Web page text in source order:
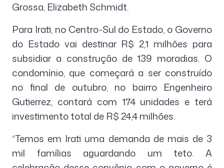
Grossa, Elizabeth Schmidt.
Para Irati, no Centro-Sul do Estado, o Governo
do Estado vai destinar R$ 2,1 milhões para
subsidiar a construção de 139 moradias. O
condomínio, que começará a ser construído
no final de outubro, no bairro Engenheiro
Gutierrez, contará com 174 unidades e terá
investimento total de R$ 24,4 milhões.
“Temos em Irati uma demanda de mais de 3
mil famílias aguardando um teto. A